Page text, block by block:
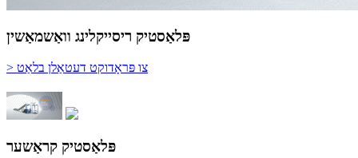
פּלאַסטיק ריסייקלינג וואַשמאַשין
> צו פּראָדוקט דעטאַלן בלאַט
פּלאַסטיק קראַשער